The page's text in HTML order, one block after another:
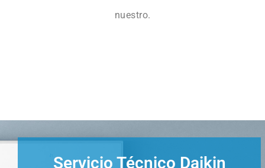
nuestro.
Servicio Técnico Daikin